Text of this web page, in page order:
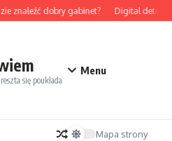
znaleźć dobry gabinet? Digital detox i
się poukłada
Menu
Mapa strony